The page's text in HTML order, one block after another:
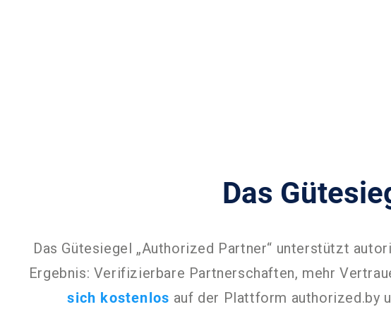
Das
Das Gütesiegel „Authorized Partner“ unterstützt
Ergebnis: Verifizierbare Partnerschaften, mehr
sich kostenlos auf der Plattform authorized.by